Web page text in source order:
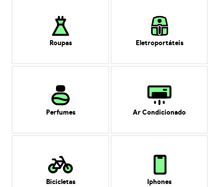
Roupas Eletroportáteis
Perfumes Ar Condicionado
Bicicletas Iphones